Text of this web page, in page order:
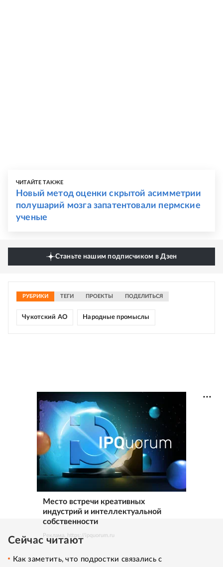
ЧИТАЙТЕ ТАКЖЕ
Новый метод оценки скрытой асимметрии
полушарий мозга запатентовали пермские
ученые
Станьте нашим подписчиком в Дзен
РУБРИКИ ТЕГИ ПРОЕКТЫ ПОДЕЛИТЬСЯ
Чукотский АО Народные промыслы
Место встречи креативных
индустрий и интеллектуальной
собственности
Реклама. https://ipquorum.ru
Сейчас читают
Как заметить, что подростки связались с